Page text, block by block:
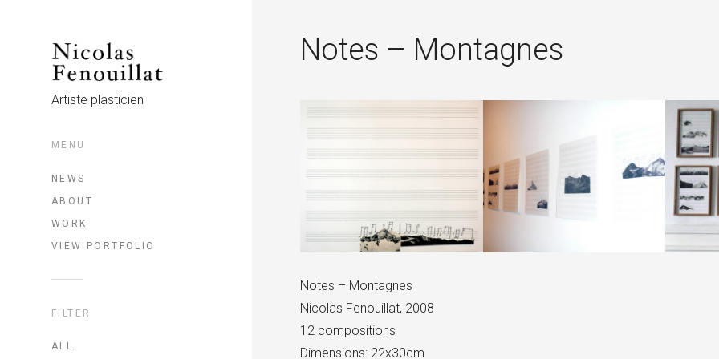
Artiste plasticien
MENU
NEWS
ABOUT
WORK
VIEW PORTFOLIO
FILTER
ALL
Notes – Montagnes
Notes – Montagnes
Nicolas Fenouillat, 2008
12 compositions
Dimensions: 22x30cm